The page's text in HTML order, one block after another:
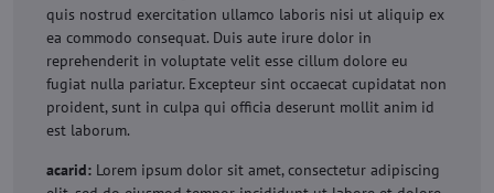
quis nostrud exercitation ullamco laboris nisi ut aliquip ex
ea commodo consequat. Duis aute irure dolor in
reprehenderit in voluptate velit esse cillum dolore eu
fugiat nulla pariatur. Excepteur sint occaecat cupidatat non
proident, sunt in culpa qui officia deserunt mollit anim id
est laborum.
acarid: Lorem ipsum dolor sit amet, consectetur adipiscing